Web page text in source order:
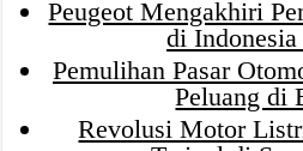
Peugeot Mengakhiri
di
Pemulihan Pasar
Peluang
Revolusi Motor